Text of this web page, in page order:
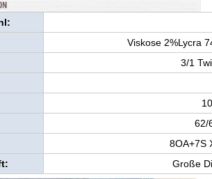
Viskose 2%Lycra
3/1
62/
8OA+7S
Große